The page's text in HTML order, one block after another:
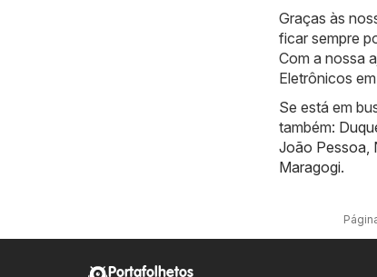
Graças às
ficar sempre
Com a nossa
Eletrônicos
Se está em
também:
João Pessoa,
Maragogi.
Portafolhetos